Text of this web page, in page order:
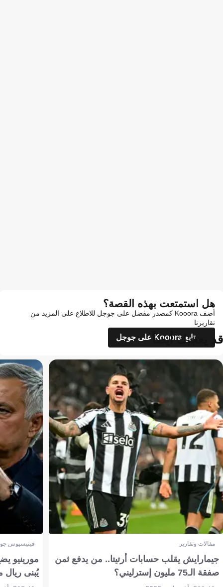
هل استمتعت بهذه القصة؟
أضف Kooora كمصدر مفضل على جوجل للاطلاع على المزيد من
تقاريرنا
تابع Kooora على جوجل
قد يعجبك أيضاً
مقالات وتقارير
جيمارايش يقلب حسابات أرتيتا.. من يدفع ثمن
صفقة الـ75 مليون إسترليني؟
فينيسيوس
مورينيو
يُبنى ريال